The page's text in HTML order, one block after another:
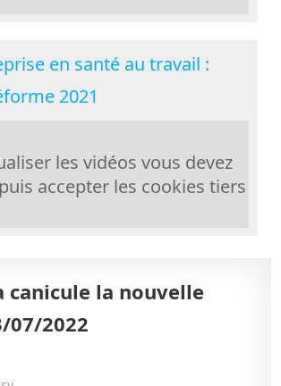
en santé au travail :
2021
les vidéos vous devez
accepter les cookies tiers
canicule la nouvelle
07/2022